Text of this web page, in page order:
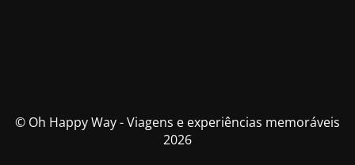
© Oh Happy Way - Viagens e experiências memoráveis
2026